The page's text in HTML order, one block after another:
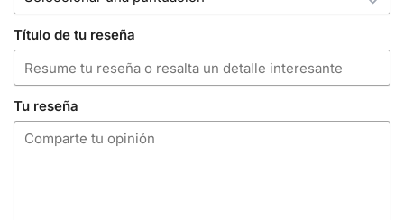
Título de tu reseña
Tu reseña